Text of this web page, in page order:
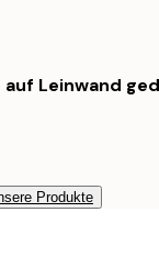
auf Leinwand
Produkte